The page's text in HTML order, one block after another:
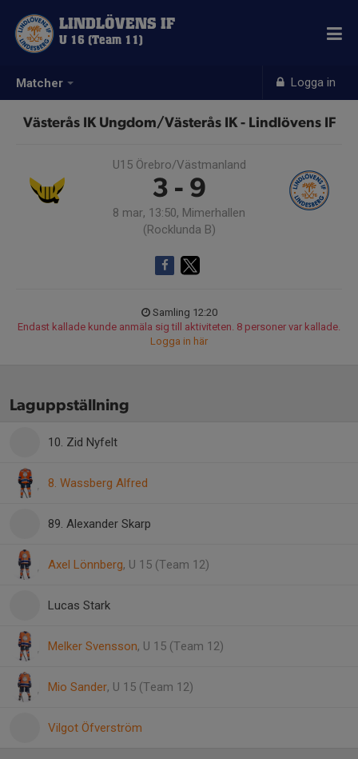
Matcher Logga in
LINDLÖVENS IF
U 16 (Team 11)
Västerås IK Ungdom/Västerås IK - Lindlövens IF
U15 Örebro/Västmanland
3 - 9
8 mar, 13:50, Mimerhallen
(Rocklunda B)
Samling 12:20
Endast kallade kunde anmäla sig till aktiviteten. 8 personer var kallade.
Logga in här
Laguppställning
10. Zid Nyfelt
8. Wassberg Alfred
89. Alexander Skarp
Axel Lönnberg, U 15 (Team 12)
Lucas Stark
Melker Svensson, U 15 (Team 12)
Mio Sander, U 15 (Team 12)
Vilgot Öfverström